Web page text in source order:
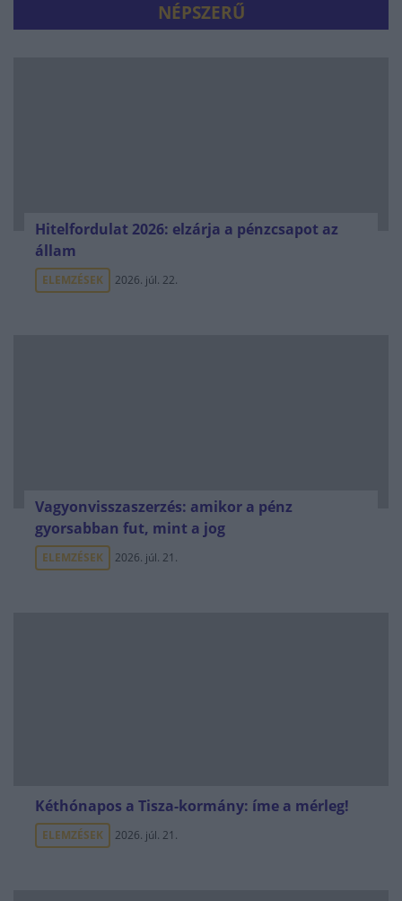
NÉPSZERŰ
Hitelfordulat 2026: elzárja a pénzcsapot az
állam
ELEMZÉSEK 2026. júl. 22.
Vagyonvisszaszerzés: amikor a pénz
gyorsabban fut, mint a jog
ELEMZÉSEK 2026. júl. 21.
Kéthónapos a Tisza-kormány: íme a mérleg!
ELEMZÉSEK 2026. júl. 21.